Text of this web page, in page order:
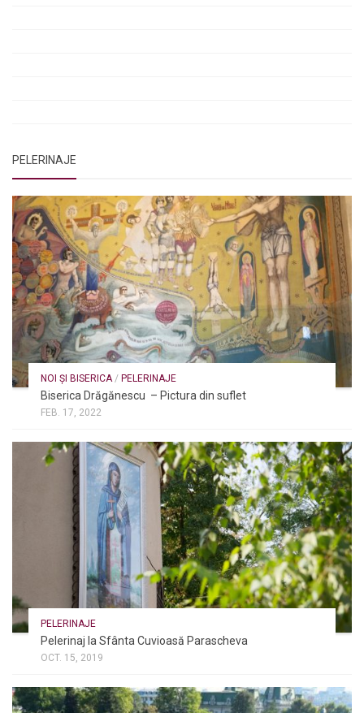
PELERINAJE
NOI ȘI BISERICA / PELERINAJE
Biserica Drăgănescu – Pictura din suflet
FEB. 17, 2022
PELERINAJE
Pelerinaj la Sfânta Cuvioasă Parascheva
OCT. 15, 2019